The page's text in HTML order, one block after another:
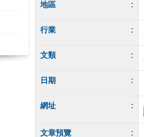
地區 :
行業 :
文類 :
日期 :
網址 :
文章預覽 :